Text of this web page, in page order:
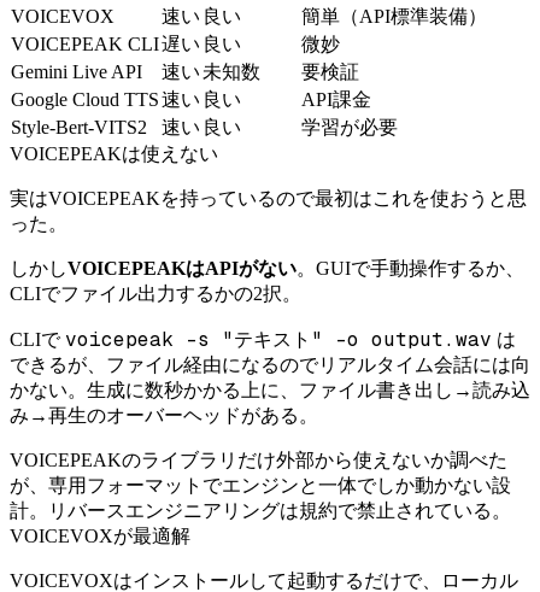
VOICEVOX
速い 良い
簡単（API標準装備）
VOICEPEAK CLI遅い 良い
微妙
Gemini Live API
速い 未知数
要検証
Google Cloud TTS速い 良い
API課金
Style-Bert-VITS2
速い 良い
学習が必要
VOICEPEAKは使えない
実はVOICEPEAKを持っているので最初はこれを使おうと思
った。
しかしVOICEPEAKはAPIがない。GUIで手動操作するか、
CLIでファイル出力するかの2択。
CLIで voicepeak -s "テキスト" -o output.wav は
できるが、ファイル経由になるのでリアルタイム会話には向
かない。生成に数秒かかる上に、ファイル書き出し→読み込
み→再生のオーバーヘッドがある。
VOICEPEAKのライブラリだけ外部から使えないか調べた
が、専用フォーマットでエンジンと一体でしか動かない設
計。リバースエンジニアリングは規約で禁止されている。
VOICEVOXが最適解
VOICEVOXはインストールして起動するだけで、ローカル